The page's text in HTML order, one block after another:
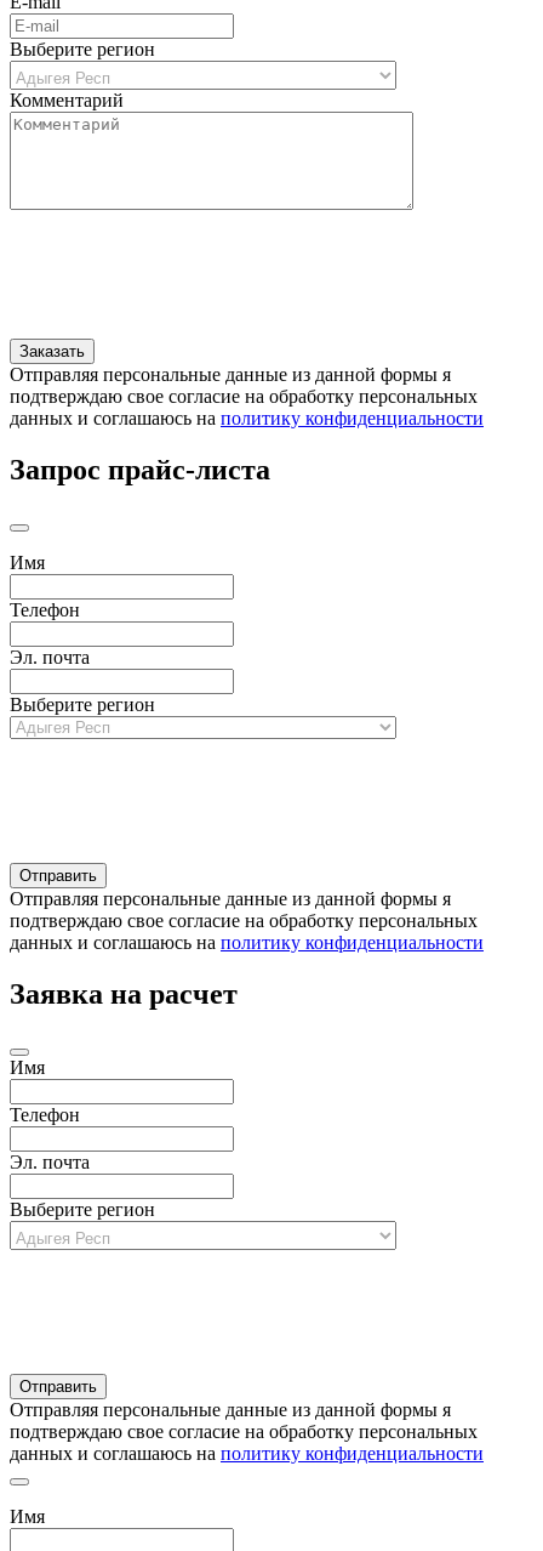
Выберите регион
Комментарий
Отправляя персональные данные из данной формы я
подтверждаю свое согласие на обработку персональных
данных и соглашаюсь на политику конфиденциальности
Запрос прайс-листа
Имя
Телефон
Эл. почта
Выберите регион
Отправляя персональные данные из данной формы я
подтверждаю свое согласие на обработку персональных
данных и соглашаюсь на политику конфиденциальности
Заявка на расчет
Имя
Телефон
Эл. почта
Выберите регион
Отправляя персональные данные из данной формы я
подтверждаю свое согласие на обработку персональных
данных и соглашаюсь на политику конфиденциальности
Имя